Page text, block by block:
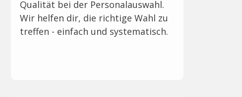
Qualität bei der Personalauswahl.
Wir helfen dir, die richtige Wahl zu
treffen - einfach und systematisch.